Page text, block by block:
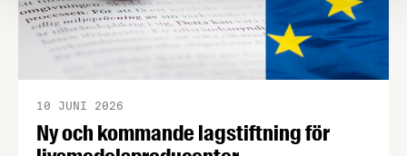
Ny och kommande lagstiftning för
10 JUNI 2026